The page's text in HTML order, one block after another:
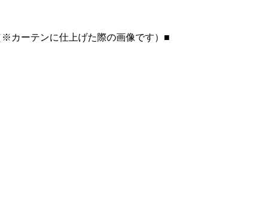
カーテンに仕上げた際の画像です）■